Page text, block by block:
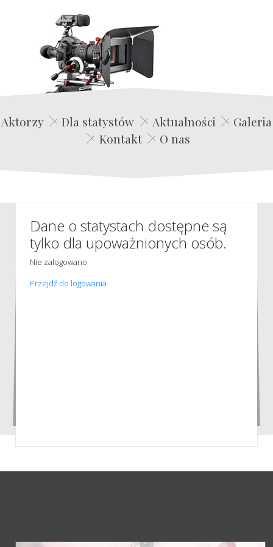
Edwin Film Agencja Aktorska
Aktorzy Dla statystów Aktualności
Galeria
Kontakt
O nas
Dane o statystach dostępne są
tylko dla upoważnionych osób.
Nie zalogowano
Przejdź do logowania